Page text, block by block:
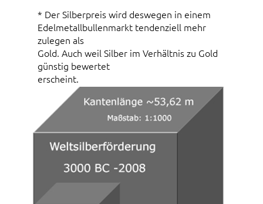
* Der Silberpreis wird deswegen in einem
Edelmetallbullenmarkt tendenziell mehr
zulegen als
Gold. Auch weil Silber im Verhältnis zu Gold
günstig bewertet
erscheint.